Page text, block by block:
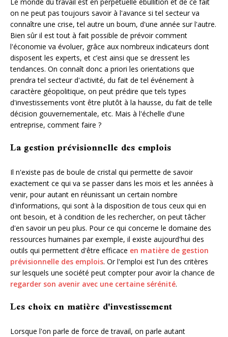
on ne peut pas toujours savoir à l'avance si tel secteur va
connaître une crise, tel autre un boum, d'une année sur l'autre.
Bien sûr il est tout à fait possible de prévoir comment
l'économie va évoluer, grâce aux nombreux indicateurs dont
disposent les experts, et c’est ainsi que se dressent les
tendances. On connaît donc a priori les orientations que
prendra tel secteur d'activité, du fait de tel événement à
caractère géopolitique, on peut prédire que tels types
d'investissements vont être plutôt à la hausse, du fait de telle
décision gouvernementale, etc. Mais à l'échelle d'une
entreprise, comment faire ?
La gestion prévisionnelle des emplois
Il n'existe pas de boule de cristal qui permette de savoir
exactement ce qui va se passer dans les mois et les années à
venir, pour autant en réunissant un certain nombre
d'informations, qui sont à la disposition de tous ceux qui en
ont besoin, et à condition de les rechercher, on peut tâcher
d'en savoir un peu plus. Pour ce qui concerne le domaine des
ressources humaines par exemple, il existe aujourd'hui des
outils qui permettent d'être efficace en matière de gestion
prévisionnelle des emplois. Or l'emploi est l'un des critères
sur lesquels une société peut compter pour avoir la chance de
regarder son avenir avec une certaine sérénité.
Les choix en matière d'investissement
Lorsque l'on parle de force de travail, on parle autant